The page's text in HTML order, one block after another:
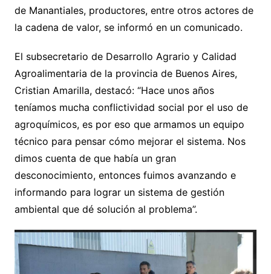
de Manantiales, productores, entre otros actores de
la cadena de valor, se informó en un comunicado.
El subsecretario de Desarrollo Agrario y Calidad
Agroalimentaria de la provincia de Buenos Aires,
Cristian Amarilla, destacó: “Hace unos años
teníamos mucha conflictividad social por el uso de
agroquímicos, es por eso que armamos un equipo
técnico para pensar cómo mejorar el sistema. Nos
dimos cuenta de que había un gran
desconocimiento, entonces fuimos avanzando e
informando para lograr un sistema de gestión
ambiental que dé solución al problema”.